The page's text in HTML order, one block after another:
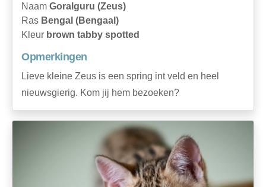
Naam Goralguru (Zeus)
Ras Bengal (Bengaal)
Kleur brown tabby spotted
Opmerkingen
Lieve kleine Zeus is een spring int veld en heel
nieuwsgierig. Kom jij hem bezoeken?